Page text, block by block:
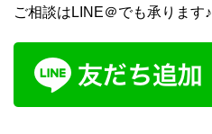
ご相談はLINE＠でも承ります♪